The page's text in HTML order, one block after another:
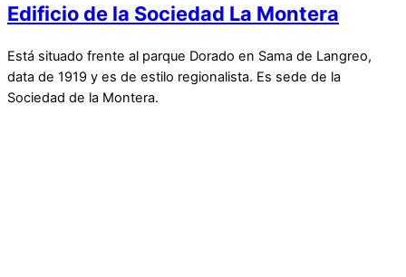
Edificio de la Sociedad La Montera
Está situado frente al parque Dorado en Sama de Langreo,
data de 1919 y es de estilo regionalista. Es sede de la
Sociedad de la Montera.